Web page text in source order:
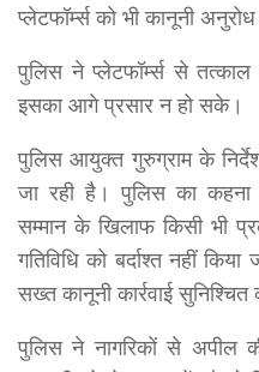
प्लेटफॉर्म्स को भी कानूनी
पुलिस ने प्लेटफॉर्म्स से तत्काल
इसका आगे प्रसार न हो सके।
पुलिस आयुक्त गुरुग्राम के
जा रही है। पुलिस का
सम्मान के खिलाफ किसी भी
गतिविधि को बर्दाश्त नहीं
सख्त कानूनी कार्रवाई सुनिश्चित
पुलिस ने नागरिकों से अपील